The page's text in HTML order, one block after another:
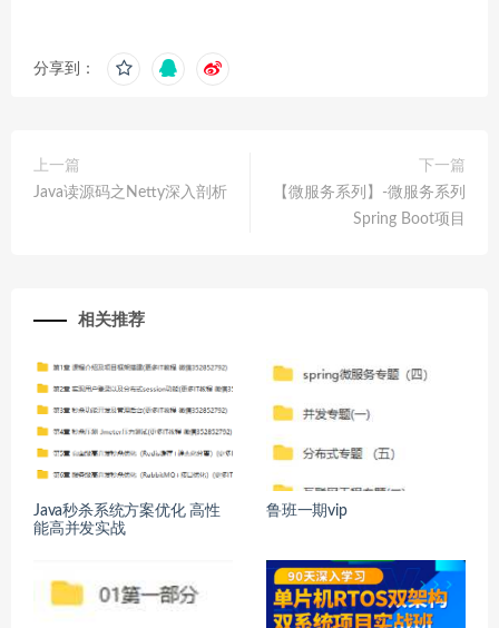
分享到：
上一篇
Java读源码之Netty深入剖析
下一篇
【微服务系列】-微服务系列
Spring Boot项目
相关推荐
Java秒杀系统方案优化 高性
能高并发实战
鲁班一期vip